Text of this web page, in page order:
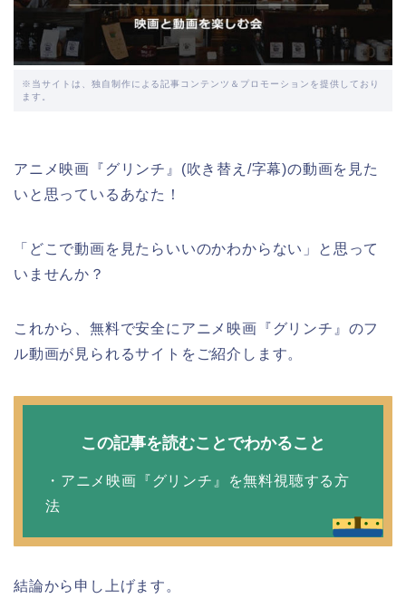
※当サイトは、独自制作による記事コンテンツ＆プロモーションを提供しており
ます。
アニメ映画『グリンチ』(吹き替え/字幕)の動画を見た
いと思っているあなた！
「どこで動画を見たらいいのかわからない」と思って
いませんか？
これから、無料で安全にアニメ映画『グリンチ』のフ
ル動画が見られるサイトをご紹介します。
この記事を読むことでわかること
・アニメ映画『グリンチ』を無料視聴する方
法
結論から申し上げます。